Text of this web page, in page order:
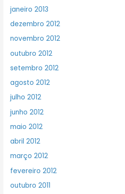
janeiro 2013
dezembro 2012
novembro 2012
outubro 2012
setembro 2012
agosto 2012
julho 2012
junho 2012
maio 2012
abril 2012
março 2012
fevereiro 2012
outubro 2011